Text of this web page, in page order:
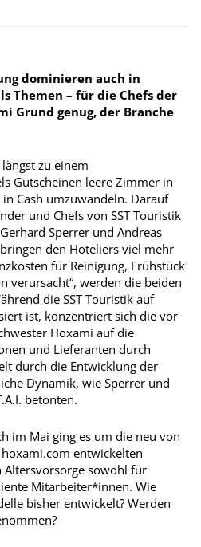
dominieren auch in
Themen – für die Chefs der
Grund genug, der Branche
zu einem
Gutscheinen leere Zimmer in
Cash umzuwandeln. Darauf
und Chefs von SST Touristik
Sperrer und Andreas
den Hoteliers viel mehr
für Reinigung, Frühstück
verursacht“, werden die beiden
die SST Touristik auf
ist, konzentriert sich die vor
Hoxami auf die
und Lieferanten durch
durch die Entwicklung der
Dynamik, wie Sperrer und
betonten.
im Mai ging es um die neu von
entwickelten
sowohl für
Mitarbeiter*innen. Wie
bisher entwickelt? Werden